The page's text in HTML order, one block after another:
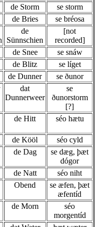
de Storm
se storm
de Bries
se bréosa
de
Sünnschien
[not
recorded]
de Snee
se snáw
de Blitz
se líget
de Dunner
se ðunor
dat
Dunnerweer
se
ðunorstorm
[?]
de Hitt séo hætu
de Kööl
séo cyld
de Dag
se dæg, þæt
dógor
de Natt
séo niht
Obend
se æfen, þæt
æfentíd
de Morn
séo
morgentíd